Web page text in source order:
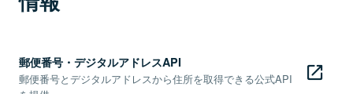
郵便番号・デジタルアドレスAPI
郵便番号とデジタルアドレスから住所を取得できる公式API